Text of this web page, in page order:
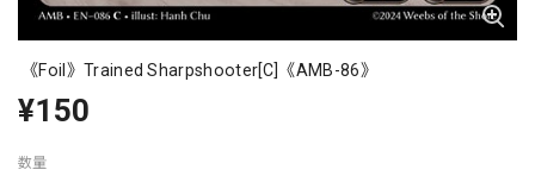
《Foil》Trained Sharpshooter[C]《AMB-86》
¥150
数量